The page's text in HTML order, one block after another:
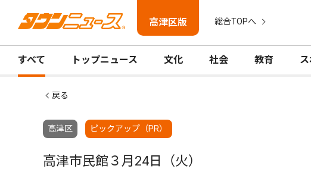
高津区版 総合TOPへ
すべて トップニュース 文化 社会 教育
戻る
高津区 ピックアップ（PR）
高津市民館３月24日（火）